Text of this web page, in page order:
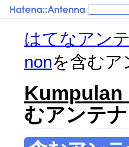
はてなアン
nonを含むア
むアンテ